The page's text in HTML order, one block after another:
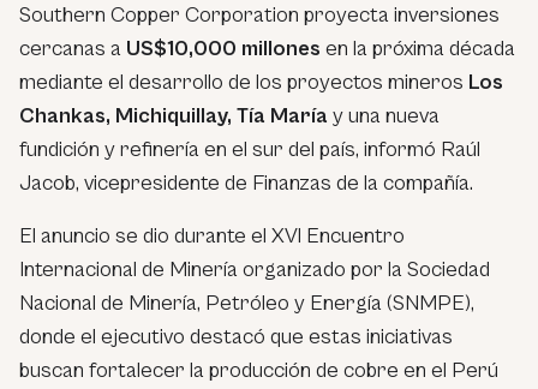
Southern Copper Corporation proyecta inversiones
cercanas a US$10,000 millones en la próxima década
mediante el desarrollo de los proyectos mineros Los
Chankas, Michiquillay, Tía María y una nueva
fundición y refinería en el sur del país, informó Raúl
Jacob, vicepresidente de Finanzas de la compañía.
El anuncio se dio durante el XVI Encuentro
Internacional de Minería organizado por la Sociedad
Nacional de Minería, Petróleo y Energía (SNMPE),
donde el ejecutivo destacó que estas iniciativas
buscan fortalecer la producción de cobre en el Perú